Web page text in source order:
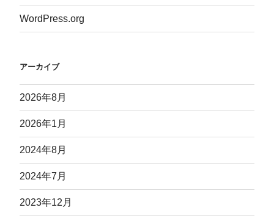
WordPress.org
アーカイブ
2026年8月
2026年1月
2024年8月
2024年7月
2023年12月